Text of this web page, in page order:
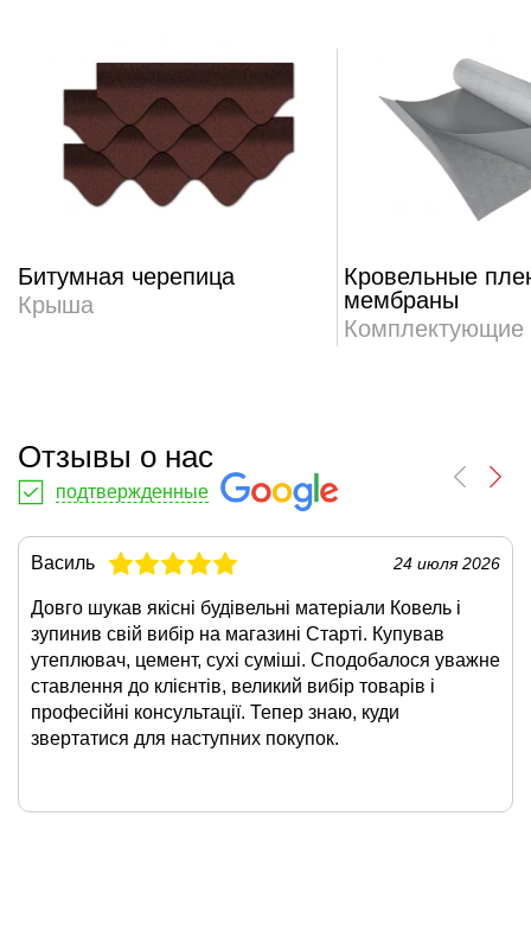
Битумная черепица
Крыша
Кровельные
мембраны
Комплектующие
Отзывы о нас
подтвержденные
Василь 24 июля 2026
Довго шукав якісні будівельні матеріали Ковель і
зупинив свій вибір на магазині Старті. Купував
утеплювач, цемент, сухі суміші. Сподобалося уважне
ставлення до клієнтів, великий вибір товарів і
професійні консультації. Тепер знаю, куди
звертатися для наступних покупок.